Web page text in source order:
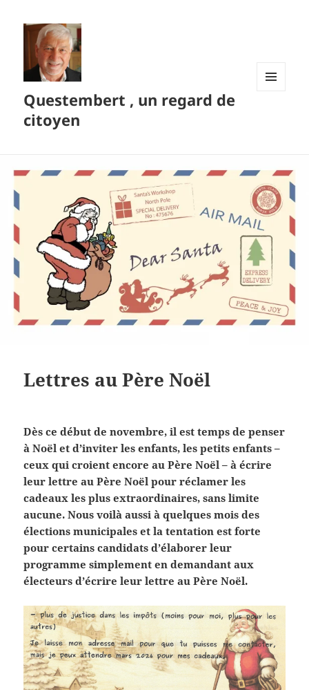
Questembert , un regard de
citoyen
Lettres au Père Noël
Dès ce début de novembre, il est temps de penser
à Noël et d’inviter les enfants, les petits enfants –
ceux qui croient encore au Père Noël – à écrire
leur lettre au Père Noël pour réclamer les
cadeaux les plus extraordinaires, sans limite
aucune. Nous voilà aussi à quelques mois des
élections municipales et la tentation est forte
pour certains candidats d’élaborer leur
programme simplement en demandant aux
électeurs d’écrire leur lettre au Père Noël.